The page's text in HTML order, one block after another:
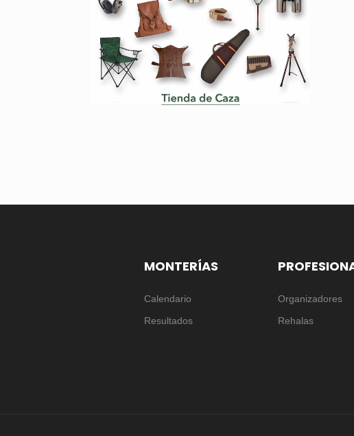
MONTERÍAS
Calendario
Resultados
Organizadores
Rehalas